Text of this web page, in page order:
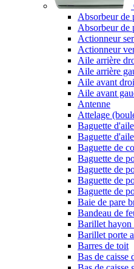
Absorbeur de
Absorbeur de
Actionneur
Actionneur
Aile arrière
Aile arrière
Aile avant
Aile avant
Antenne
Attelage
Baguette
Baguette
Baguette de
Baguette de
Baguette de
Baguette de
Baguette de
Baie de pare
Bandeau de
Barillet hayon
Barillet porte
Barres de toit
Bas de caisse